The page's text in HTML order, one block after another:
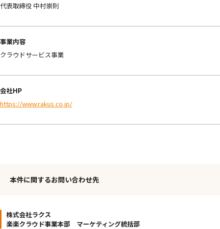
代表取締役 中村崇則
事業内容
クラウドサービス事業
会社HP
https://www.rakus.co.jp/
本件に関するお問い合わせ先
株式会社ラクス
楽楽クラウド事業本部 マーケティング統括部